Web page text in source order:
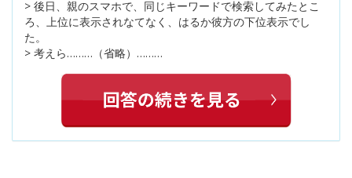
> 後日、親のスマホで、同じキーワードで検索してみたとこ
ろ、上位に表示されなてなく、はるか彼方の下位表示でし
た。
> 考えら………（省略）………